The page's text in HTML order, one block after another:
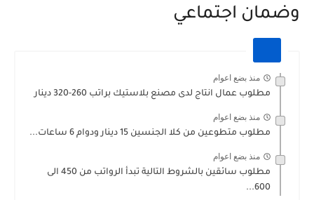
وضمان اجتماعي
منذ بضع اعوام
مطلوب عمال انتاج لدى مصنع بلاستيك براتب 260-320 دينار
منذ بضع اعوام
مطلوب متطوعين من كلا الجنسين 15 دينار ودوام 6 ساعات...
منذ بضع اعوام
مطلوب سائقين بالشروط التالية تبدأ الرواتب من 450 الى
600...